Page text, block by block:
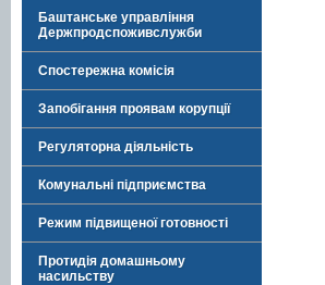
Баштанське управління
Держпродспоживслужби
Спостережна комісія
Запобігання проявам корупції
Регуляторна діяльність
Комунальні підприємства
Режим підвищеної готовності
Протидія домашньому
насильству